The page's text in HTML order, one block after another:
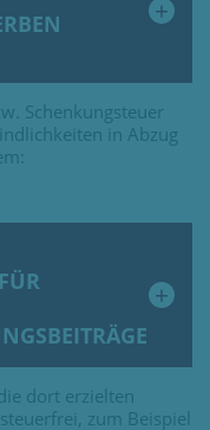
Schenkungsteuer
in Abzug
dort erzielten
zum Beispiel